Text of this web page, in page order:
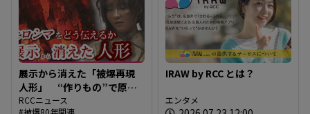
展示から消えた「被爆再現
人形」 “作りもの”で原爆
を伝えるとは 現代アート
RCCニュース
IRAW by RCC とは？
エンタメ